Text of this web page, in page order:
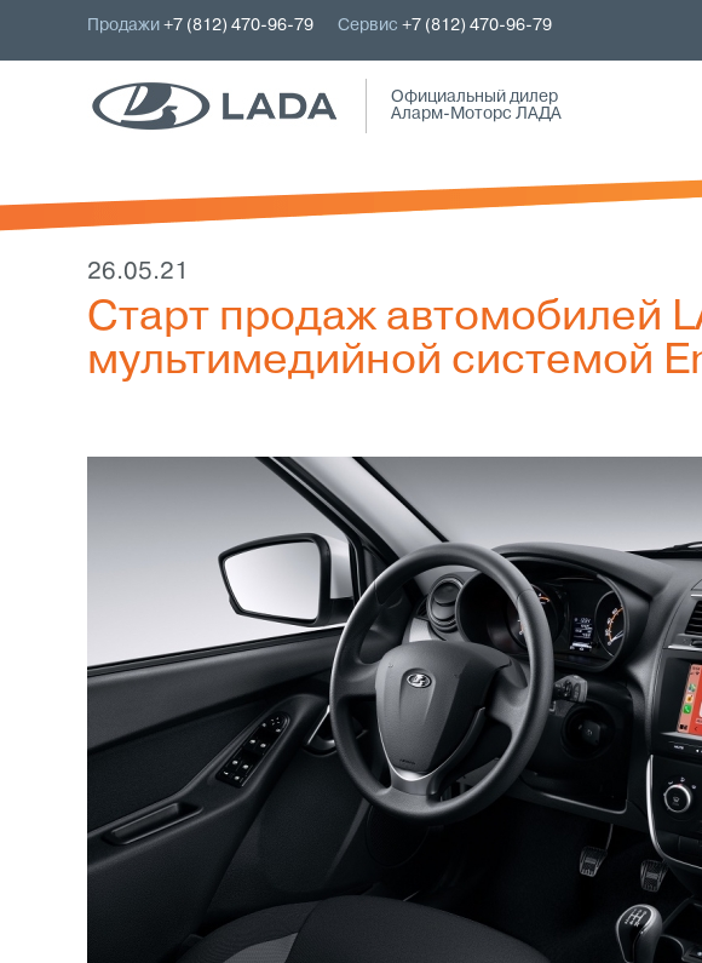
Продажи +7 (812) 470-96-79 Сервис +7 (812) 470-96-79
Официальный дилер
Аларм-Моторс ЛАДА
26.05.21
Старт продаж автомобилей
мультимедийной системой